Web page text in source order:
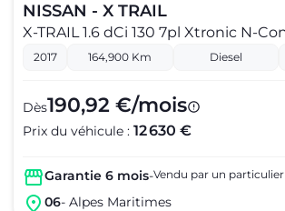
NISSAN - X TRAIL
X-TRAIL 1.6 dCi 130 7pl Xtronic N-
2017 164,900 Km Diesel
Dès190,92 €/mois
Prix du véhicule : 12 630 €
Garantie 6 mois-Vendu par un particulier
06- Alpes Maritimes